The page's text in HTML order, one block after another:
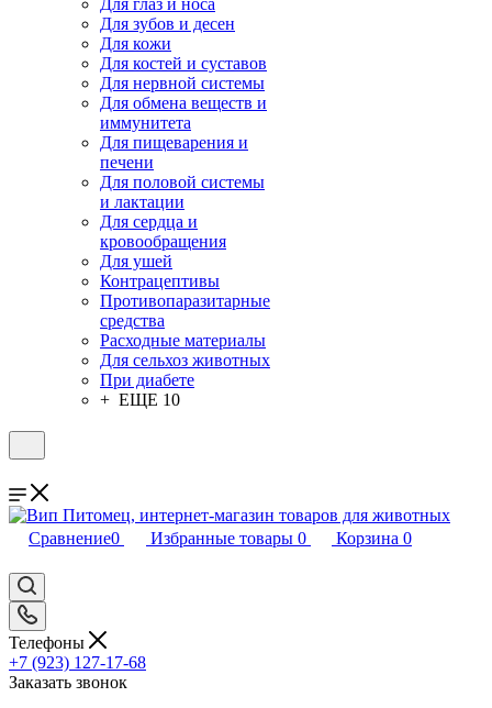
Для глаз и носа
Для зубов и десен
Для кожи
Для костей и суставов
Для нервной системы
Для обмена веществ и
иммунитета
Для пищеварения и
печени
Для половой системы
и лактации
Для сердца и
кровообращения
Для ушей
Контрацептивы
Противопаразитарные
средства
Расходные материалы
Для сельхоз животных
При диабете
+ ЕЩЕ 10
Сравнение0 Избранные товары 0 Корзина 0
Телефоны
+7 (923) 127-17-68
Заказать звонок